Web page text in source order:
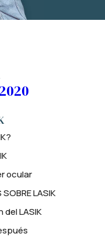
ocular
LASIK
LASIK